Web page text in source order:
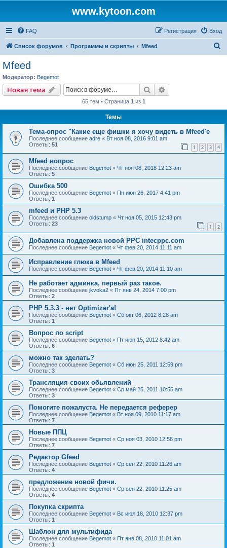
www.kytoon.com
FAQ Вход
Регистрация
Список форумов Программы и скрипты Mfeed
Mfeed
Модератор: Begemot
Новая тема Поиск
65 тем • Страница 1 из 1
Темы
Тема-опрос "Какие еще фишки я хочу видеть в Mfeed'е
Последнее сообщение adre « Вт ноя 08, 2016 9:01 am
Ответы: 51 1 2 3 4
Mfeed вопрос
Последнее сообщение Begemot « Чт ноя 08, 2018 12:23 am
Ответы: 5
Ошибка 500
Последнее сообщение Begemot « Пн июн 26, 2017 4:41 pm
Ответы: 1
mfeed и PHP 5.3
Последнее сообщение oldstump « Чт ноя 05, 2015 12:43 pm
Ответы: 23 1 2
Добавлена поддержка новой PPC intecppc.com
Последнее сообщение Begemot « Чт фев 20, 2014 11:11 am
Исправление глюка в Mfeed
Последнее сообщение Begemot « Чт фев 20, 2014 11:10 am
Не работает админка, первый раз такое.
Последнее сообщение jkvoka2 « Пт янв 24, 2014 7:00 pm
Ответы: 2
PHP 5.3.3 - нет Optimizer'а!
Последнее сообщение Begemot « Сб окт 06, 2012 8:28 am
Ответы: 1
Вопрос по script
Последнее сообщение Begemot « Пт июн 15, 2012 8:42 am
Ответы: 6
можно так зделать?
Последнее сообщение Begemot « Сб июн 25, 2011 12:59 pm
Ответы: 3
Трансляция своих обьявлений
Последнее сообщение Begemot « Ср май 25, 2011 10:55 am
Ответы: 3
Помогите пожалуста. Не передается реферер
Последнее сообщение Begemot « Вт ноя 09, 2010 11:17 am
Ответы: 7
Новые ППЦ
Последнее сообщение Begemot « Ср ноя 03, 2010 12:58 pm
Ответы: 7
Редактор Gfeed
Последнее сообщение Begemot « Ср сен 22, 2010 11:26 am
Ответы: 4
предложение новой фичи.
Последнее сообщение Begemot « Ср сен 22, 2010 11:25 am
Ответы: 4
Покупка скрипта
Последнее сообщение Begemot « Вс июл 18, 2010 12:37 pm
Ответы: 1
Шаблон для мультифида
Последнее сообщение Begemot « Пт янв 08, 2010 11:01 am
Ответы: 1